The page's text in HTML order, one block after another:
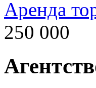
Аренда
250 000